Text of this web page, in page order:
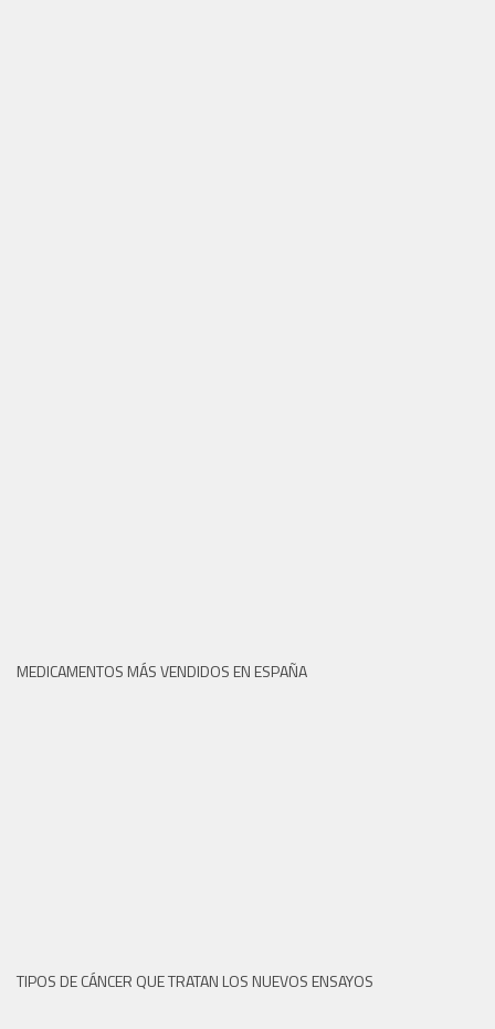
MEDICAMENTOS MÁS VENDIDOS EN ESPAÑA
TIPOS DE CÁNCER QUE TRATAN LOS NUEVOS ENSAYOS